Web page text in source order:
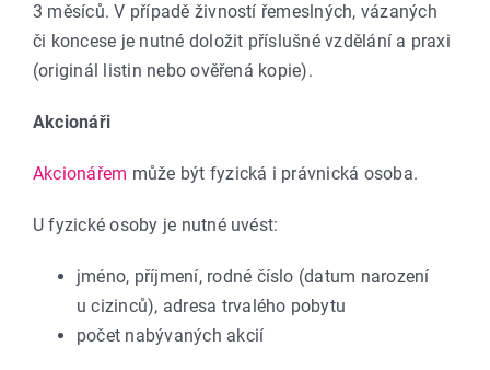
3 měsíců. V případě živností řemeslných, vázaných
či koncese je nutné doložit příslušné vzdělání a praxi
(originál listin nebo ověřená kopie).
Akcionáři
Akcionářem může být fyzická i právnická osoba.
U fyzické osoby je nutné uvést:
jméno, příjmení, rodné číslo (datum narození
u cizinců), adresa trvalého pobytu
počet nabývaných akcií